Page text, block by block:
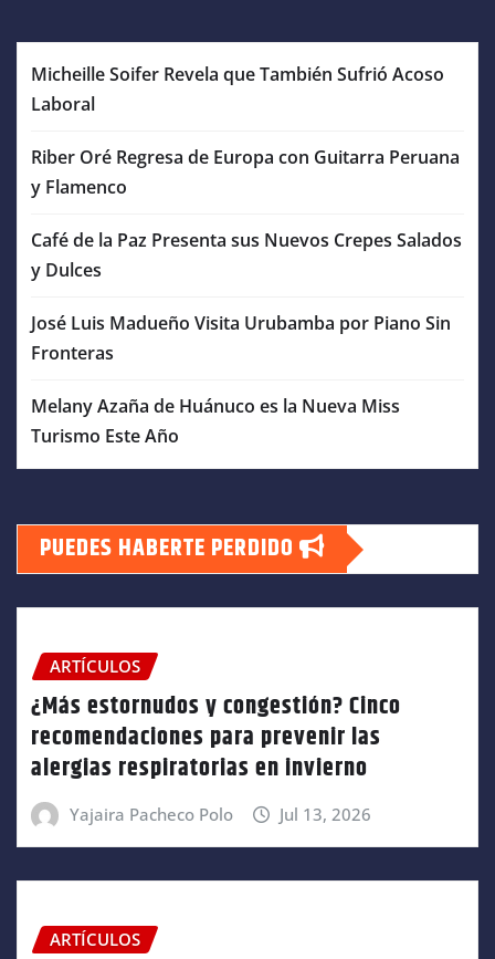
Micheille Soifer Revela que También Sufrió Acoso
Laboral
Riber Oré Regresa de Europa con Guitarra Peruana
y Flamenco
Café de la Paz Presenta sus Nuevos Crepes Salados
y Dulces
José Luis Madueño Visita Urubamba por Piano Sin
Fronteras
Melany Azaña de Huánuco es la Nueva Miss
Turismo Este Año
PUEDES HABERTE PERDIDO
ARTÍCULOS
¿Más estornudos y congestión? Cinco
recomendaciones para prevenir las
alergias respiratorias en invierno
Yajaira Pacheco Polo Jul 13, 2026
ARTÍCULOS